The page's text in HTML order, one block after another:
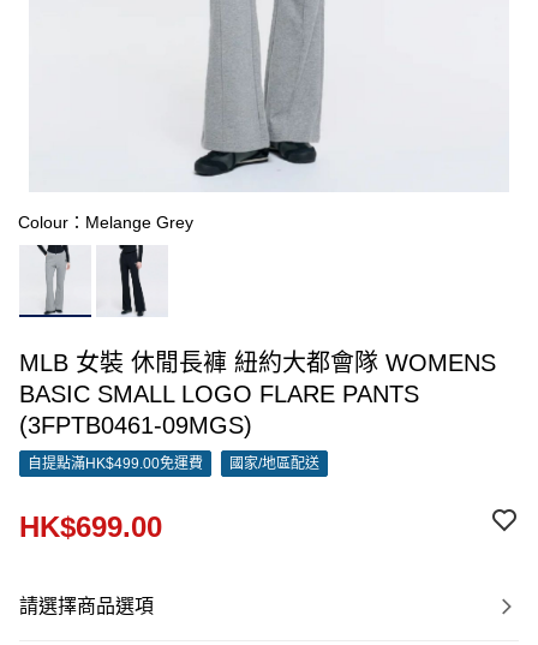
Colour：Melange Grey
MLB 女裝 休閒長褲 紐約大都會隊 WOMENS
BASIC SMALL LOGO FLARE PANTS
(3FPTB0461-09MGS)
自提點滿HK$499.00免運費 國家/地區配送
HK$699.00
請選擇商品選項